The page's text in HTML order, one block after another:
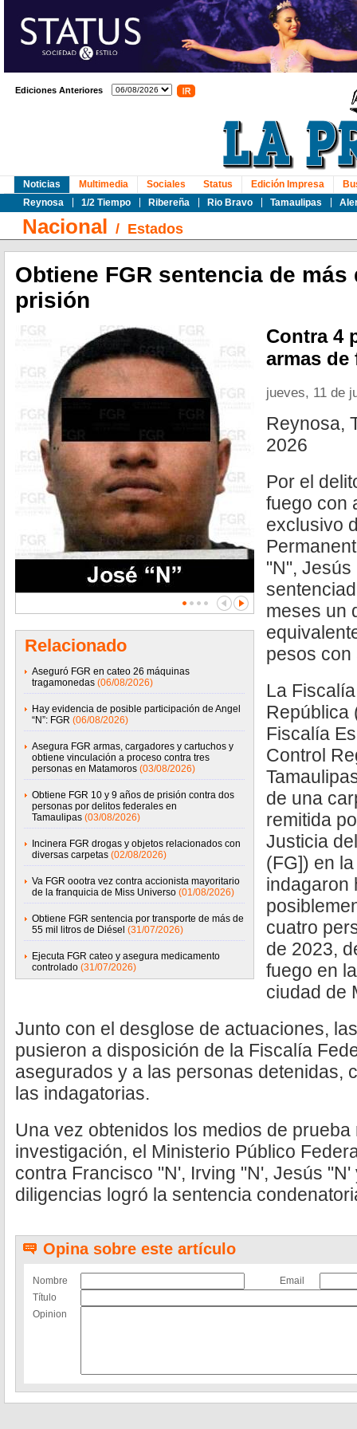
Ediciones Anteriores
Noticias
Reynosa
1/2 Tiempo Ribereña Rio Bravo Tamaulipas
Multimedia Sociales Status Edición Impresa
Nacional / Estados
Obtiene FGR sentencia de más
prisión
Relacionado
Aseguró FGR en cateo 26 máquinas
tragamonedas (06/08/2026)
Hay evidencia de posible participación de Angel
“N”: FGR (06/08/2026)
Asegura FGR armas, cargadores y cartuchos y
obtiene vinculación a proceso contra tres
personas en Matamoros (03/08/2026)
Obtiene FGR 10 y 9 años de prisión contra dos
personas por delitos federales en
Tamaulipas (03/08/2026)
Incinera FGR drogas y objetos relacionados con
diversas carpetas (02/08/2026)
Va FGR oootra vez contra accionista mayoritario
de la franquicia de Miss Universo (01/08/2026)
Obtiene FGR sentencia por transporte de más de
55 mil litros de Diésel (31/07/2026)
Ejecuta FGR cateo y asegura medicamento
controlado (31/07/2026)
Contra 4
armas de
jueves, 11 de
Reynosa,
2026
Por el
fuego con
exclusivo
"N", Jesús
meses un
pesos con
La
República
Fiscalía
Control
de una
remitida
Justicia
(FG]) en
indagaron
cuatro
de 2023,
fuego en
ciudad de
Junto con el desglose de actuaciones,
pusieron a disposición de la Fiscalía
asegurados y a las personas detenidas,
las indagatorias.
Una vez obtenidos los medios de
investigación, el Ministerio Público
contra Francisco "N', Irving "N', Jesús
diligencias logró la sentencia
Opina sobre este artículo
Nombre
Email
Título
Opinion